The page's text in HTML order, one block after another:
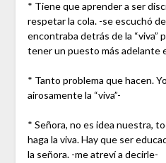
* Tiene que aprender a ser
respetar la cola. -se escuchó
encontraba detrás de la “viva”
tener un puesto más adelante
* Tanto problema que hacen.
airosamente la “viva”-
* Señora, no es idea nuestra,
haga la viva. Hay que ser
la señora. -me atreví a decirle-